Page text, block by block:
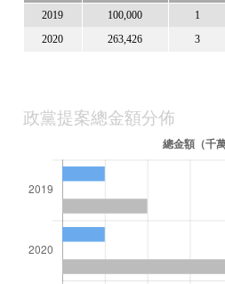
2019 100,000 1
2020 263,426 3
政黨提案總金額分佈